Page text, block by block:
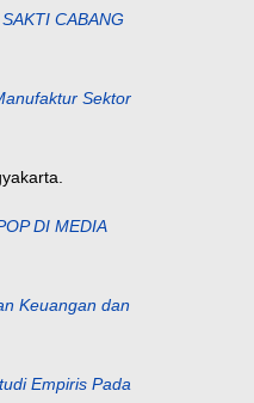
CABANG
Sektor
DI MEDIA
Keuangan dan
Empiris Pada